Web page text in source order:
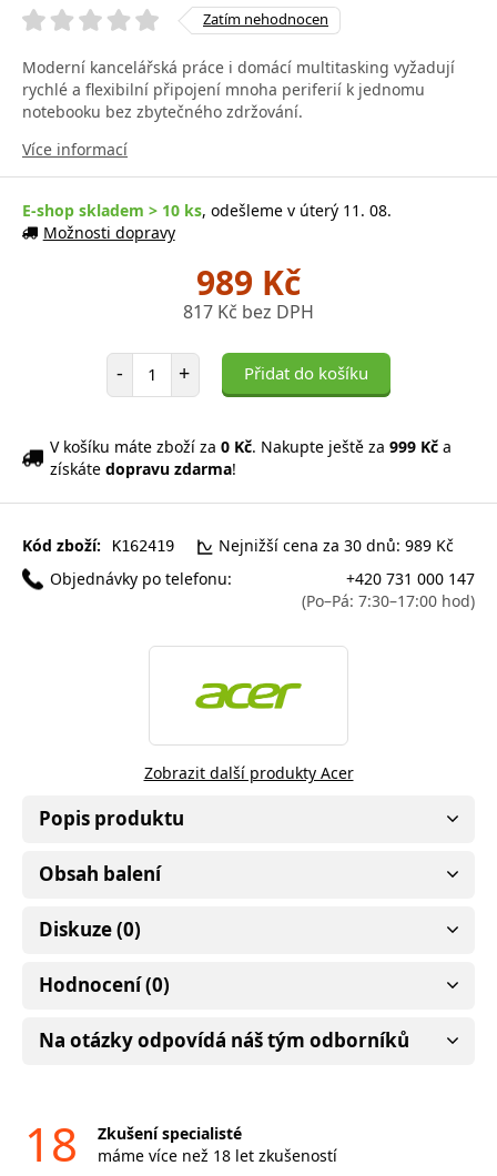
Zatím nehodnocen
Moderní kancelářská práce i domácí multitasking vyžadují
rychlé a flexibilní připojení mnoha periferií k jednomu
notebooku bez zbytečného zdržování.
Více informací
E-shop skladem > 10 ks, odešleme v úterý 11. 08.
Možnosti dopravy
989 Kč
817 Kč bez DPH
- Počet položek
+ Přidat do košíku
V košíku máte zboží za 0 Kč. Nakupte ještě za 999 Kč a
získáte dopravu zdarma!
Kód zboží: K162419
Nejnižší cena za 30 dnů: 989 Kč
Objednávky po telefonu:
+420 731 000 147
(Po–Pá: 7:30–17:00 hod)
Zobrazit další produkty Acer
Popis produktu
Obsah balení
Diskuze (0)
Hodnocení (0)
Na otázky odpovídá náš tým odborníků
18
Zkušení specialisté
máme více než 18 let zkušeností